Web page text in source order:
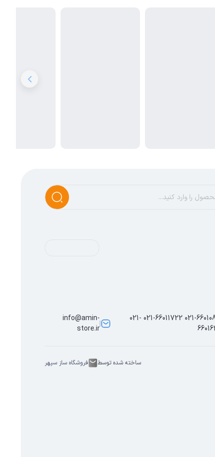
021-66010844 021-66011722 021-
info@amin-
store.ir
ساخته شده توسط فروشگاه ساز سپهر